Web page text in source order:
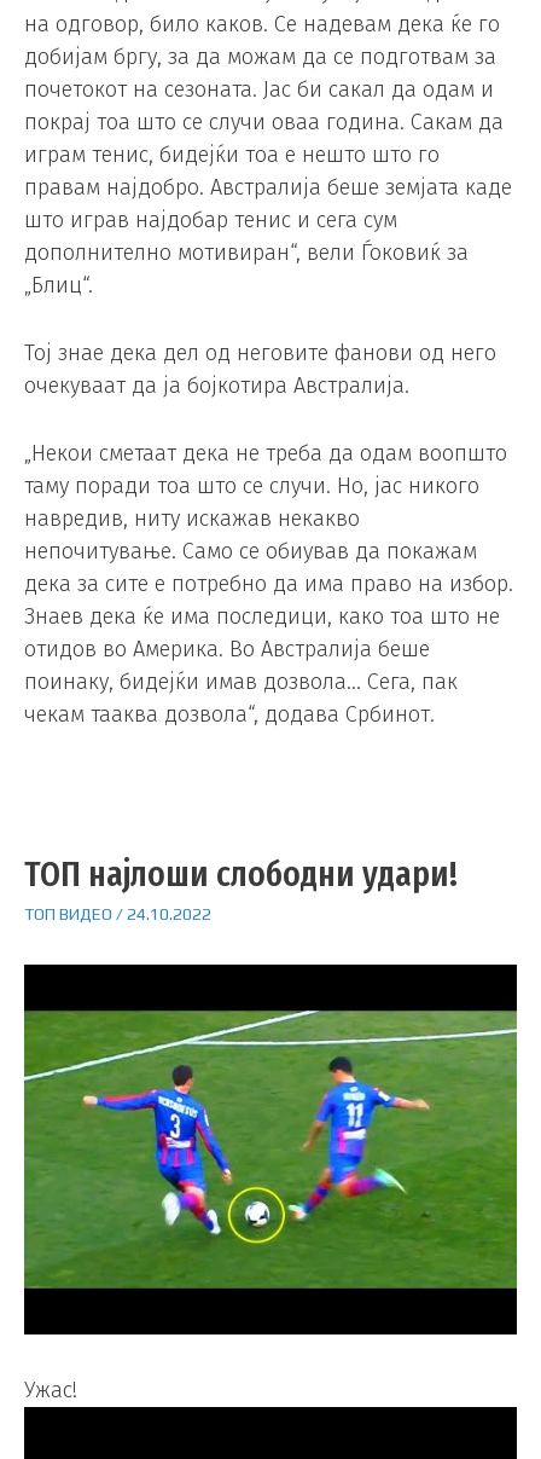
на одговор, било каков. Се надевам дека ќе го
добијам бргу, за да можам да се подготвам за
почетокот на сезоната. Јас би сакал да одам и
покрај тоа што се случи оваа година. Сакам да
играм тенис, бидејќи тоа е нешто што го
правам најдобро. Австралија беше земјата каде
што играв најдобар тенис и сега сум
дополнително мотивиран“, вели Ѓоковиќ за
„Блиц“.
Тој знае дека дел од неговите фанови од него
очекуваат да ја бојкотира Австралија.
„Некои сметаат дека не треба да одам воопшто
таму поради тоа што се случи. Но, јас никого
навредив, ниту искажав некакво
непочитување. Само се обиував да покажам
дека за сите е потребно да има право на избор.
Знаев дека ќе има последици, како тоа што не
отидов во Америка. Во Австралија беше
поинаку, бидејќи имав дозвола… Сега, пак
чекам тааква дозвола“, додава Србинот.
ТОП најлоши слободни удари!
ТОП ВИДЕО /24.10.2022
Ужас!